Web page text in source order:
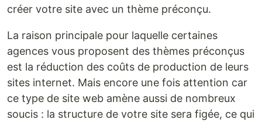
créer votre site avec un thème préconçu.
La raison principale pour laquelle certaines
agences vous proposent des thèmes préconçus
est la réduction des coûts de production de leurs
sites internet. Mais encore une fois attention car
ce type de site web amène aussi de nombreux
soucis : la structure de votre site sera figée, ce qui